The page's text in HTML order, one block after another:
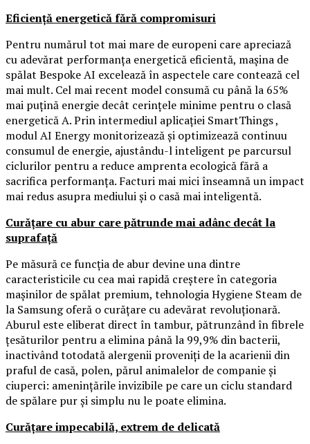
Eficiență energetică fără compromisuri
Pentru numărul tot mai mare de europeni care apreciază
cu adevărat performanța energetică eficientă, mașina de
spălat Bespoke AI excelează în aspectele care contează cel
mai mult. Cel mai recent model consumă cu până la 65%
mai puțină energie decât cerințele minime pentru o clasă
energetică A. Prin intermediul aplicației SmartThings ,
modul AI Energy monitorizează și optimizează continuu
consumul de energie, ajustându-l inteligent pe parcursul
ciclurilor pentru a reduce amprenta ecologică fără a
sacrifica performanța. Facturi mai mici înseamnă un impact
mai redus asupra mediului și o casă mai inteligentă.
Curățare cu abur care pătrunde mai adânc decât la
suprafață
Pe măsură ce funcția de abur devine una dintre
caracteristicile cu cea mai rapidă creștere în categoria
mașinilor de spălat premium, tehnologia Hygiene Steam de
la Samsung oferă o curățare cu adevărat revoluționară.
Aburul este eliberat direct în tambur, pătrunzând în fibrele
țesăturilor pentru a elimina până la 99,9% din bacterii,
inactivând totodată alergenii proveniți de la acarienii din
praful de casă, polen, părul animalelor de companie și
ciuperci: amenințările invizibile pe care un ciclu standard
de spălare pur și simplu nu le poate elimina.
Curățare impecabilă, extrem de delicată